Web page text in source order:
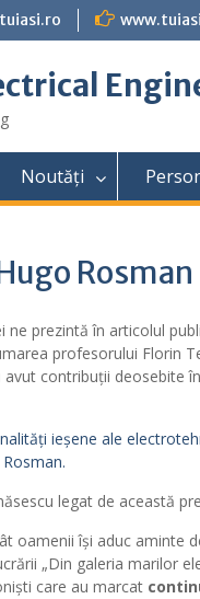
Noutăți
Rosman
prezintă în articolul
profesorului
contribuții deosebite
ieșene ale
legat de această
oamenii își aduc aminte
„Din galeria marilor
care au marcat